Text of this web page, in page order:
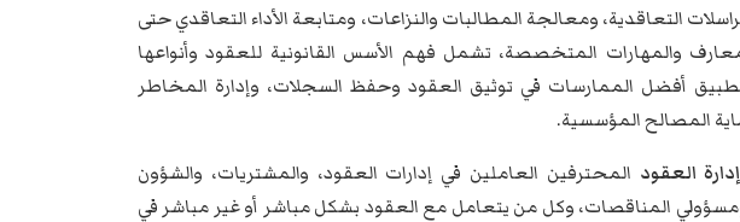
التعاقدية، ومعالجة المطالبات والنزاعات، ومتابعة الأداء التعاقدي حتى
والمهارات المتخصصة، تشمل فهم الأسس القانونية للعقود وأنواعها
أفضل الممارسات في توثيق العقود وحفظ السجلات، وإدارة المخاطر
المصالح المؤسسية.
العقود المحترفين العاملين في إدارات العقود، والمشتريات، والشؤون
ومسؤولي المناقصات، وكل من يتعامل مع العقود بشكل مباشر أو غير مباشر في